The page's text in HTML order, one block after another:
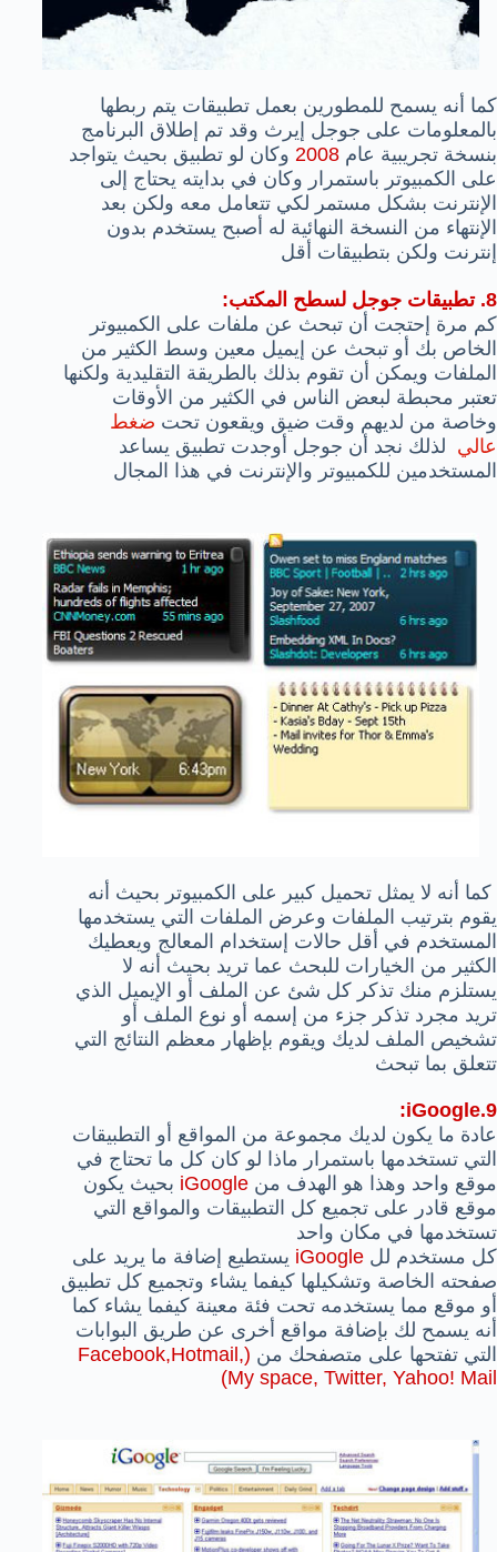
كما أنه يسمح للمطورين بعمل تطبيقات يتم ربطها
بالمعلومات على جوجل إيرث وقد تم إطلاق البرنامج
بنسخة تجريبية عام 2008 وكان لو تطبيق بحيث يتواجد
على الكمبيوتر باستمرار وكان في بدايته يحتاج إلى
الإنترنت بشكل مستمر لكي تتعامل معه ولكن بعد
الإنتهاء من النسخة النهائية له أصبح يستخدم بدون
إنترنت ولكن بتطبيقات أقل
8. تطبيقات جوجل لسطح المكتب:
كم مرة إحتجت أن تبحث عن ملفات على الكمبيوتر
الخاص بك أو تبحث عن إيميل معين وسط الكثير من
الملفات ويمكن أن تقوم بذلك بالطريقة التقليدية ولكنها
تعتبر محبطة لبعض الناس في الكثير من الأوقات
وخاصة من لديهم وقت ضيق ويقعون تحت ضغط
عالي لذلك نجد أن جوجل أوجدت تطبيق يساعد
المستخدمين للكمبيوتر والإنترنت في هذا المجال
كما أنه لا يمثل تحميل كبير على الكمبيوتر بحيث أنه
يقوم بترتيب الملفات وعرض الملفات التي يستخدمها
المستخدم في أقل حالات إستخدام المعالج ويعطيك
الكثير من الخيارات للبحث عما تريد بحيث أنه لا
يستلزم منك تذكر كل شئ عن الملف أو الإيميل الذي
تريد مجرد تذكر جزء من إسمه أو نوع الملف أو
تشخيص الملف لديك ويقوم بإظهار معظم النتائج التي
تتعلق بما تبحث
9.iGoogle:
عادة ما يكون لديك مجموعة من المواقع أو التطبيقات
التي تستخدمها باستمرار ماذا لو كان كل ما تحتاج في
موقع واحد وهذا هو الهدف من iGoogle بحيث يكون
موقع قادر على تجميع كل التطبيقات والمواقع التي
تستخدمها في مكان واحد
كل مستخدم لل
يستطيع إضافة ما يريد على
صفحته الخاصة وتشكيلها كيفما يشاء وتجميع كل تطبيق
أو موقع مما يستخدمه تحت فئة معينة كيفما يشاء كما
أنه يسمح لك بإضافة مواقع أخرى عن طريق البوابات
التي تفتحها على متصفحك من
(Facebook,Hotmail,
My space, Twitter, Yahoo! Mail)